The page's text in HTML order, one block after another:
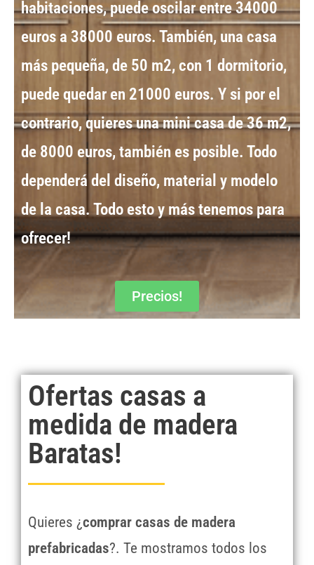
habitaciones, puede oscilar entre34000
euros a 38000 euros. También, una casa
más pequeña, de 50 m2, con 1 dormitorio,
puede quedar en 21000 euros. Y si por el
contrario, quieres unamini casa de 36 m2,
de 8000 euros, también es posible. Todo
dependerá del diseño, material y modelo
de la casa. Todo esto y más tenemos para
ofrecer!
Precios!
Ofertas casas a
medida de madera
Baratas!
Quieres ¿comprar casas de madera
prefabricadas?. Te mostramos todos los